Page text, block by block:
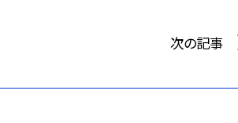
次の記事